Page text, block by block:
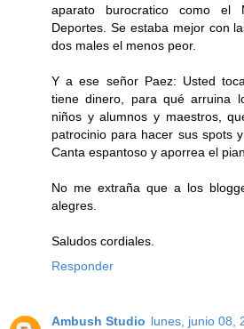
aparato burocratico como el
Deportes. Se estaba mejor con
dos males el menos peor.
Y a ese señor Paez: Usted
tiene dinero, para qué arruina
niños y alumnos y maestros,
patrocinio para hacer sus spots
Canta espantoso y aporrea el
No me extraña que a los
alegres.
Saludos cordiales.
Responder
Ambush Studio lunes, junio 08,